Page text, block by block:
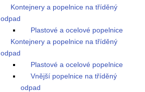
Kontejnery a popelnice na tříděný
odpad
Plastové a ocelové popelnice
Kontejnery a popelnice na tříděný
odpad
Plastové a ocelové popelnice
Vnější popelnice na tříděný
odpad